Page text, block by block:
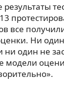
все
Ни
ни один не
модели